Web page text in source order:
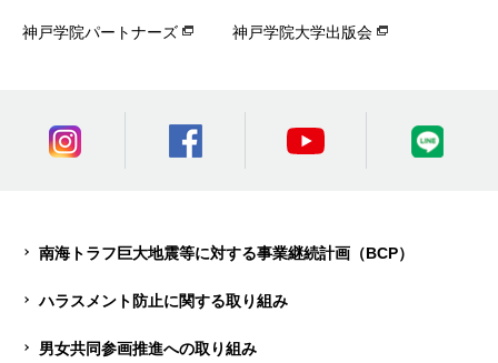
神戸学院パートナーズ 神戸学院大学出版会
南海トラフ巨大地震等に対する事業継続計画（BCP）
ハラスメント防止に関する取り組み
男女共同参画推進への取り組み